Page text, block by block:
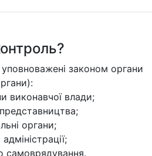
законом органи
виконавчої влади;
органи;
самоврядування.